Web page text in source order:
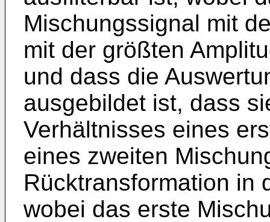
Mischungssignal mit
mit der größten
und dass die
ausgebildet ist, dass
Verhältnisses eines
eines zweiten
Rücktransformation in
wobei das erste